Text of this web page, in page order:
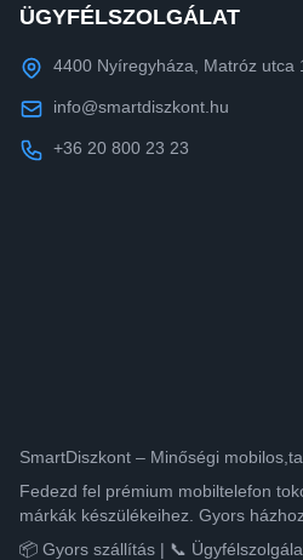
ÜGYFÉLSZOLGÁLAT
4400 Nyíregyháza, Matróz utca
info@smartdiszkont.hu
+36 20 800 23 23
SmartDiszkont – Minőségi
Fedezd fel prémium mobiltelefon
márkák készülékeihez. Gyors
📦 Gyors szállítás | 📞